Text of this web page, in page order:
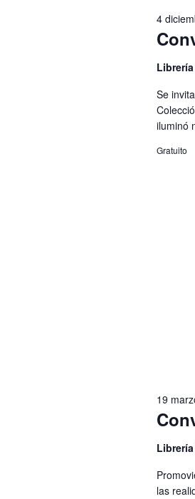
4
Se
iluminó
Gratuito
19
las